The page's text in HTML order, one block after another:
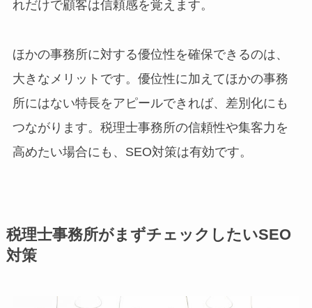
れだけで顧客は信頼感を覚えます。
ほかの事務所に対する優位性を確保できるのは、
大きなメリットです。優位性に加えてほかの事務
所にはない特長をアピールできれば、差別化にも
つながります。税理士事務所の信頼性や集客力を
高めたい場合にも、SEO対策は有効です。
税理士事務所がまずチェックしたいSEO
対策